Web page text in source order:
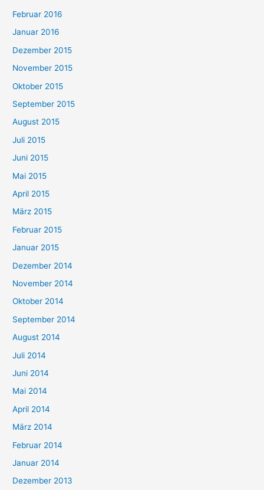
Februar 2016
Januar 2016
Dezember 2015
November 2015
Oktober 2015
September 2015
August 2015
Juli 2015
Juni 2015
Mai 2015
April 2015
März 2015
Februar 2015
Januar 2015
Dezember 2014
November 2014
Oktober 2014
September 2014
August 2014
Juli 2014
Juni 2014
Mai 2014
April 2014
März 2014
Februar 2014
Januar 2014
Dezember 2013